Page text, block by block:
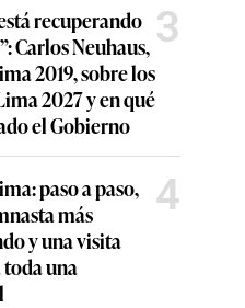
recuperando
Carlos Neuhaus,
2019, sobre los
2027 y en qué
el Gobierno
3
paso a paso,
más
y una visita
una
4